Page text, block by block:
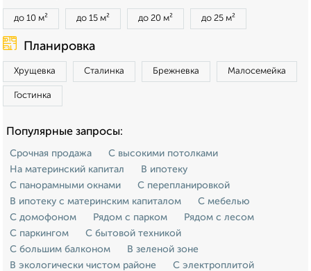
до 10 м² до 15 м² до 20 м² до 25 м²
Планировка
Хрущевка Сталинка Брежневка Малосемейка
Гостинка
Популярные запросы:
Срочная продажа
С высокими потолками
На материнский капитал
В ипотеку
С панорамными окнами
С перепланировкой
В ипотеку с материнским капиталом
С мебелью
С домофоном
Рядом с парком
Рядом с лесом
С паркингом
С бытовой техникой
С большим балконом
В зеленой зоне
В экологически чистом районе
С электроплитой